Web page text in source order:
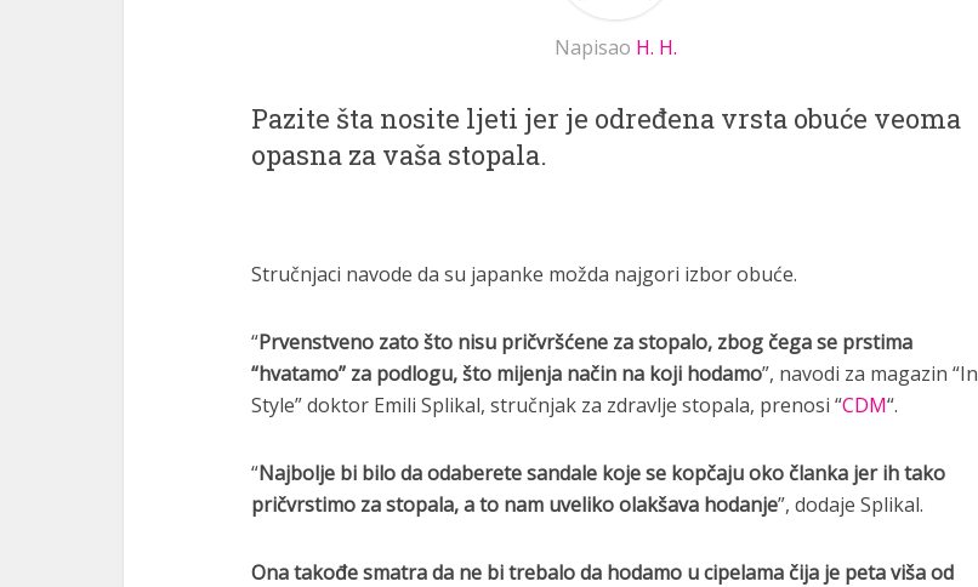
Napisao H. H.
Pazite šta nosite ljeti jer je određena vrsta obuće veoma
opasna za vaša stopala.
Stručnjaci navode da su japanke možda najgori izbor obuće.
“Prvenstveno zato što nisu pričvršćene za stopalo, zbog čega se prstima
“hvatamo” za podlogu, što mijenja način na koji hodamo”, navodi za magazin “In
Style” doktor Emili Splikal, stručnjak za zdravlje stopala, prenosi “CDM“.
“Najbolje bi bilo da odaberete sandale koje se kopčaju oko članka jer ih tako
pričvrstimo za stopala, a to nam uveliko olakšava hodanje”, dodaje Splikal.
Ona takođe smatra da ne bi trebalo da hodamo u cipelama čija je peta viša od